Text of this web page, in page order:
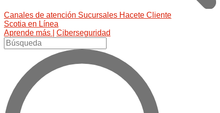
Canales de atención Sucursales Hacete Cliente
Scotia en Línea
Aprende más |
Ciberseguridad